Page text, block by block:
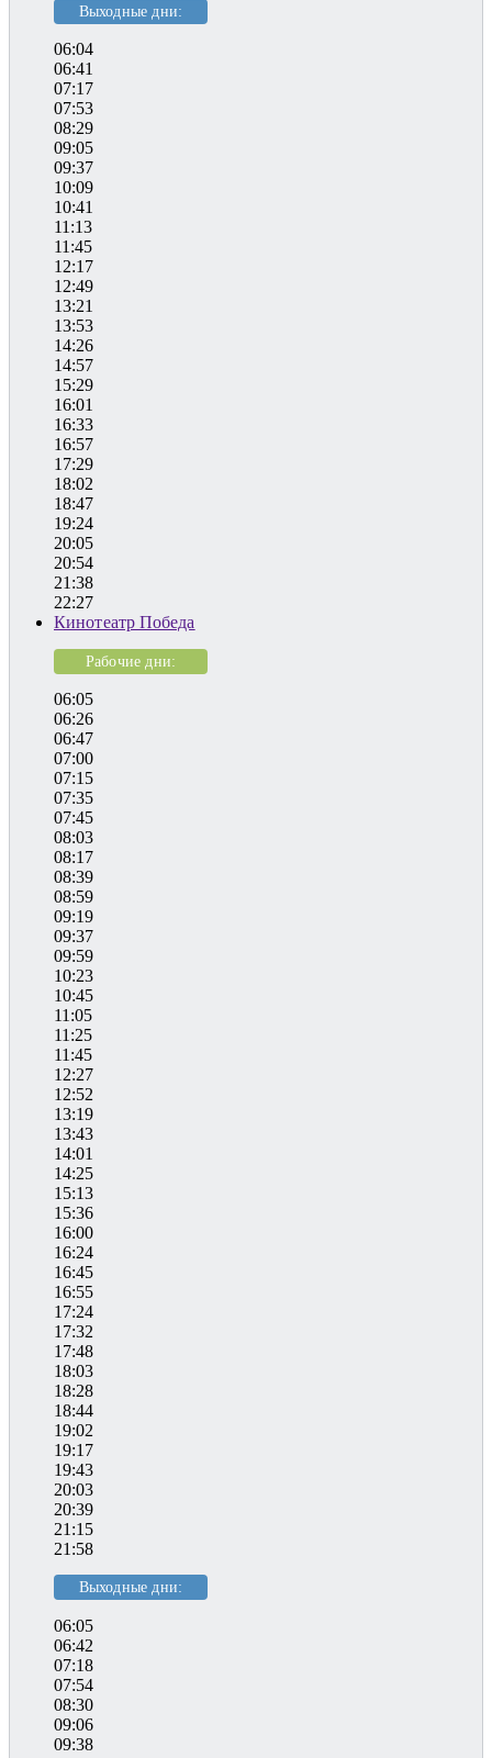
Выходные дни:
06:04
06:41
07:17
07:53
08:29
09:05
09:37
10:09
10:41
11:13
11:45
12:17
12:49
13:21
13:53
14:26
14:57
15:29
16:01
16:33
16:57
17:29
18:02
18:47
19:24
20:05
20:54
21:38
22:27
Кинотеатр Победа
Рабочие дни:
06:05
06:26
06:47
07:00
07:15
07:35
07:45
08:03
08:17
08:39
08:59
09:19
09:37
09:59
10:23
10:45
11:05
11:25
11:45
12:27
12:52
13:19
13:43
14:01
14:25
15:13
15:36
16:00
16:24
16:45
16:55
17:24
17:32
17:48
18:03
18:28
18:44
19:02
19:17
19:43
20:03
20:39
21:15
21:58
Выходные дни:
06:05
06:42
07:18
07:54
08:30
09:06
09:38